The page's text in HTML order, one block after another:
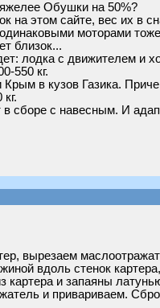
Обушки на 50%?
на этом сайте, вес их в
моторами
близок...
лодка с движителем и
550 кг.
в кузов Газика.
в сборе с навесным. И
вырезаем
вдоль стенок
картера и запаяны
и привариваем.